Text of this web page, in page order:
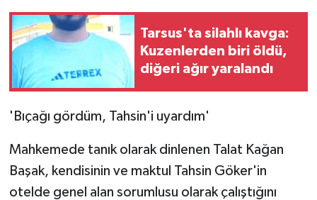
Tarsus'ta silahlı kavga:
Kuzenlerden biri öldü,
diğeri ağır yaralandı
'Bıçağı gördüm, Tahsin'i uyardım'
Mahkemede tanık olarak dinlenen Talat Kağan
Başak, kendisinin ve maktul Tahsin Göker'in
otelde genel alan sorumlusu olarak çalıştığını